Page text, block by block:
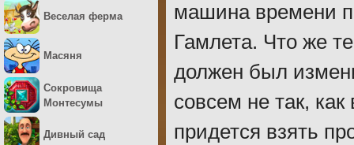
машина времени
Гамлета. Что же
должен был
совсем не так,
придется взять
Веселая ферма
Масяня
Сокровища
Монтесумы
Дивный сад